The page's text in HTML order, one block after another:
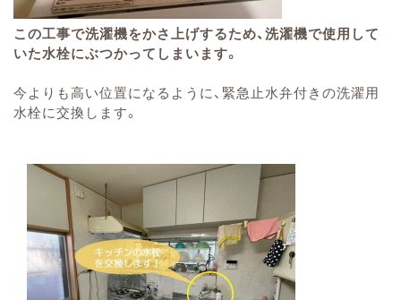
この工事で洗濯機をかさ上げするため、洗濯機で使用して
いた水栓にぶつかってしまいます。
今よりも高い位置になるように、緊急止水弁付きの洗濯用
水栓に交換します。